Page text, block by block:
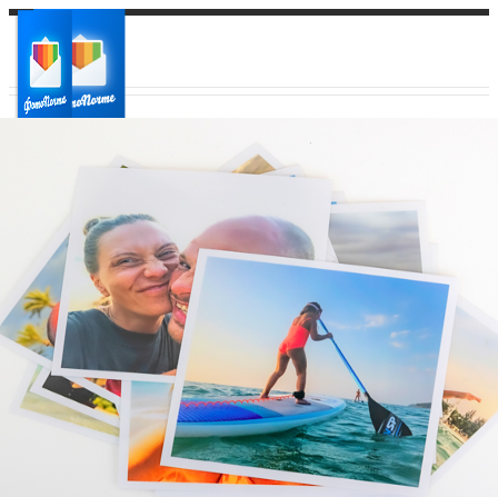
Ваш регион доставки
Выберите из списка: